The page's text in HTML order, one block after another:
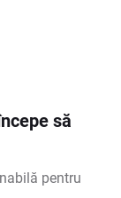
să
pentru